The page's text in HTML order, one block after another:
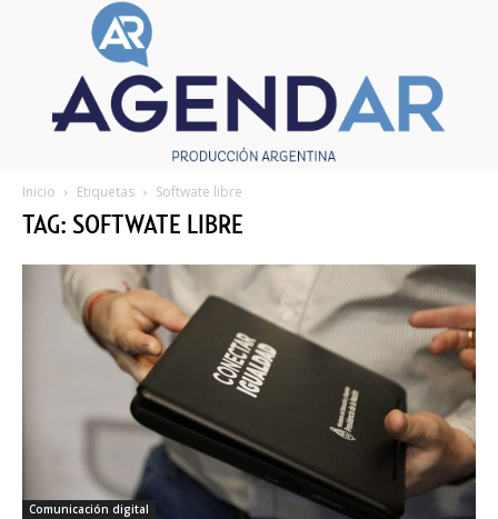
Inicio Etiquetas Softwate libre
TAG: SOFTWATE LIBRE
Comunicación digital